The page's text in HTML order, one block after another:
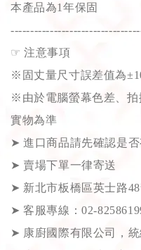
本產品為1年保固
☞ 注意事項
※固丈量尺寸誤差值為
※由於電腦螢幕色差、拍
實物為準
➤ 進口商品請先確認是
➤ 賣場下單一律寄送
➤ 新北市板橋區英士路
➤ 客服專線：02-
➤ 康廚國際有限公司，統